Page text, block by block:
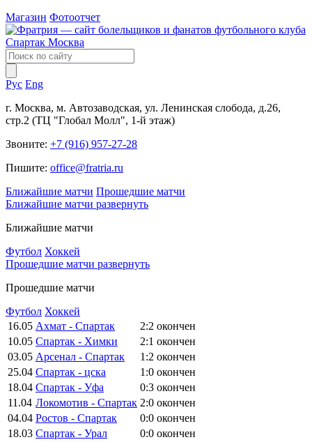
Магазин Фотоотчет
Рус Eng
г. Москва, м. Автозаводская, ул. Ленинская слобода, д.26,
стр.2 (ТЦ "Глобал Молл", 1-й этаж)
Звоните: +7 (916) 957-27-28
Пишите: office@fratria.ru
Ближайшие матчи Прошедшие матчи
Ближайшие матчи развернуть
Ближайшие матчи
Футбол Хоккей
Прошедшие матчи развернуть
Прошедшие матчи
Футбол Хоккей
16.05 Ахмат - Спартак 2:2 окончен
10.05 Спартак - Химки 2:1 окончен
03.05 Арсенал - Спартак 1:2 окончен
25.04 Спартак - цска 1:0 окончен
18.04 Спартак - Уфа 0:3 окончен
11.04 Локомотив - Спартак 2:0 окончен
04.04 Ростов - Спартак 0:0 окончен
18.03 Спартак - Урал 0:0 окончен